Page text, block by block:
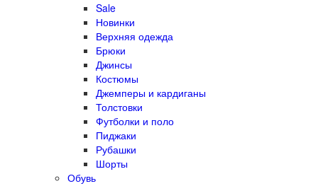
Sale
Новинки
Верхняя одежда
Брюки
Джинсы
Костюмы
Джемперы и кардиганы
Толстовки
Футболки и поло
Пиджаки
Рубашки
Шорты
Обувь